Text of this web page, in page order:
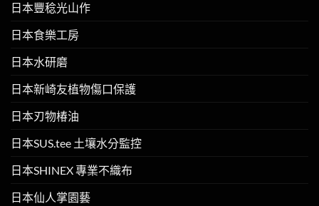
日本豐稔光山作
日本食樂工房
日本水研磨
日本新崎友植物傷口保護
日本刃物椿油
日本SUS.tee 土壤水分監控
日本SHINEX 專業不織布
日本仙人掌園藝